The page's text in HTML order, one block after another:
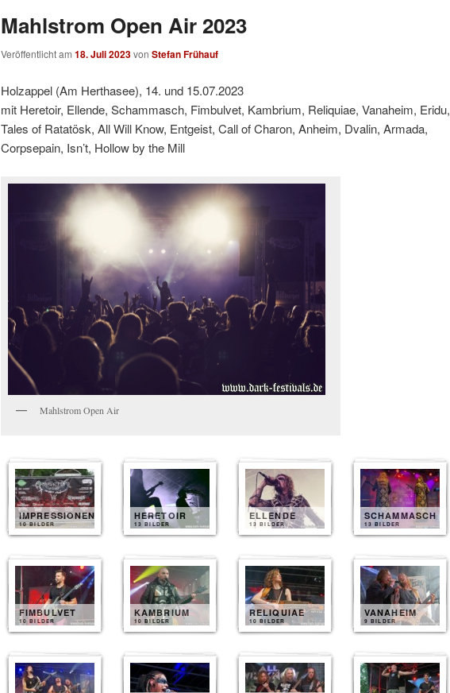
Mahlstrom Open Air 2023
Veröffentlicht am 18. Juli 2023von Stefan Frühauf
Holzappel (Am Herthasee), 14. und 15.07.2023
mit Heretoir, Ellende, Schammasch, Fimbulvet, Kambrium, Reliquiae, Vanaheim, Eridu,
Tales of Ratatösk, All Will Know, Entgeist, Call of Charon, Anheim, Dvalin, Armada,
Corpsepain, Isn’t, Hollow by the Mill
Mahlstrom Open Air
IMPRESSIONEN
10 BILDER
HERETOIR
13 BILDER
ELLENDE
13 BILDER
SCHAMMASCH
13 BILDER
FIMBULVET
10 BILDER
KAMBRIUM
10 BILDER
RELIQUIAE
10 BILDER
VANAHEIM
9 BILDER